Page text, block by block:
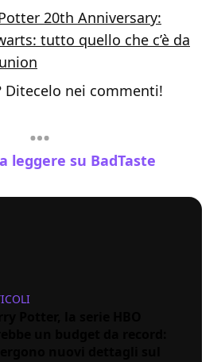
20th Anniversary:
tutto quello che c’è da
Ditecelo nei commenti!
leggere su BadTaste
Potter, la serie HBO
un budget da record: